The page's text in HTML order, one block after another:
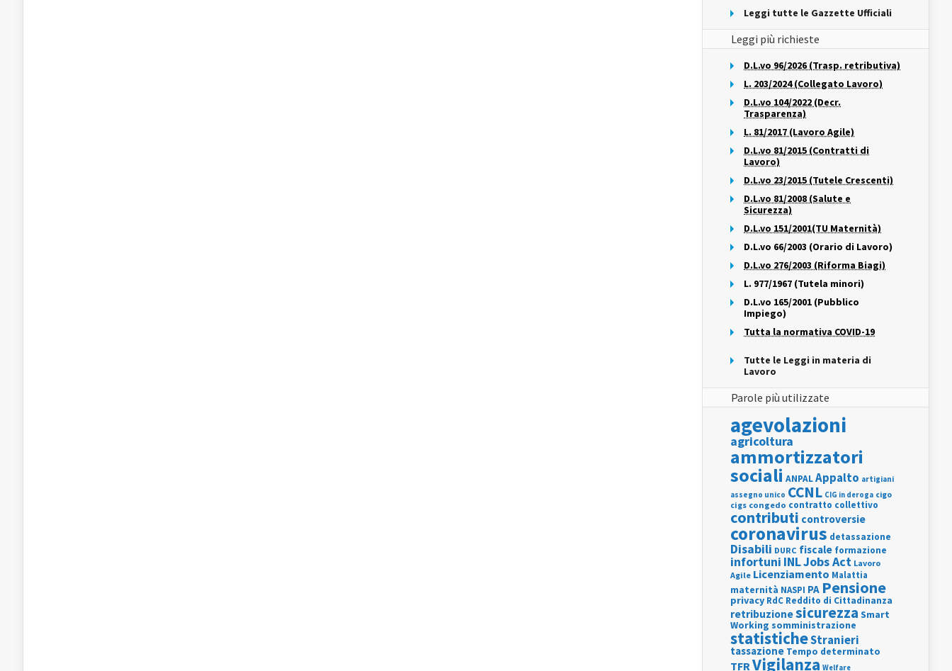
Leggi tutte le Gazzette Ufficiali
Leggi più richieste
D.L.vo 96/2026 (Trasp. retributiva)
L. 203/2024 (Collegato Lavoro)
D.L.vo 104/2022 (Decr.
Trasparenza)
L. 81/2017 (Lavoro Agile)
D.L.vo 81/2015 (Contratti di
Lavoro)
D.L.vo 23/2015 (Tutele Crescenti)
D.L.vo 81/2008 (Salute e
Sicurezza)
D.L.vo 151/2001(TU Maternità)
D.L.vo 66/2003 (Orario di Lavoro)
D.L.vo 276/2003 (Riforma Biagi)
L. 977/1967 (Tutela minori)
D.L.vo 165/2001 (Pubblico
Impiego)
Tutta la normativa COVID-19
Tutte le Leggi in materia di
Lavoro
Parole più utilizzate
agevolazioni
agricoltura
ammortizzatori
sociali ANPALAppalto artigiani
assegno unico CCNL CIG in deroga cigo
cigs congedo contratto collettivo
contributi controversie
coronavirus detassazione
Disabili DURC fiscale formazione
infortuni INLJobs Act Lavoro
Agile Licenziamento Malattia
maternità NASPI PA Pensione
privacy RdC Reddito di Cittadinanza
retribuzionesicurezza Smart
Working somministrazione
statisticheStranieri
tassazione Tempo determinato
TFRVigilanza Welfare